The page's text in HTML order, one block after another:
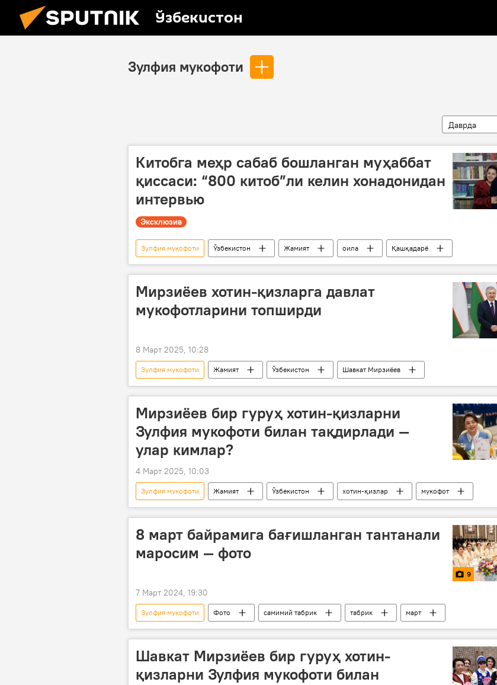
Ўзбекистон
Зулфия мукофоти
Даврда
Китобга меҳр сабаб бошланган муҳаббат
қиссаси: “800 китоб”ли келин хонадонидан
интервью
Эксклюзив
Зулфия мукофоти Ўзбекистон Жамият оила
Қашқадарё
Sputnik
интервью
Мирзиёев хотин-қизларга давлат
мукофотларини топширди
8 Март 2025, 10:28
Зулфия мукофоти Жамият Ўзбекистон
Шавкат Мирзиёев
8 март - Халқаро хотин-қизлар куни
хотин-қизлар байрам мукофот
Мирзиёев бир гуруҳ хотин-қизларни
Зулфия мукофоти билан тақдирлади —
улар кимлар?
4 Март 2025, 10:03
Зулфия мукофоти Жамият Ўзбекистон хотин-қизлар мукофот
8 март байрамига бағишланган тантанали
маросим — фото
9
7 Март 2024, 19:30
Зулфия мукофоти Фото самимий табрик табрик
март
хотин-қизлар
Зулфия 8 март - Халқаро хотин-қизлар куни
Шавкат Мирзиёев бир гуруҳ хотин-
қизларни Зулфия мукофоти билан